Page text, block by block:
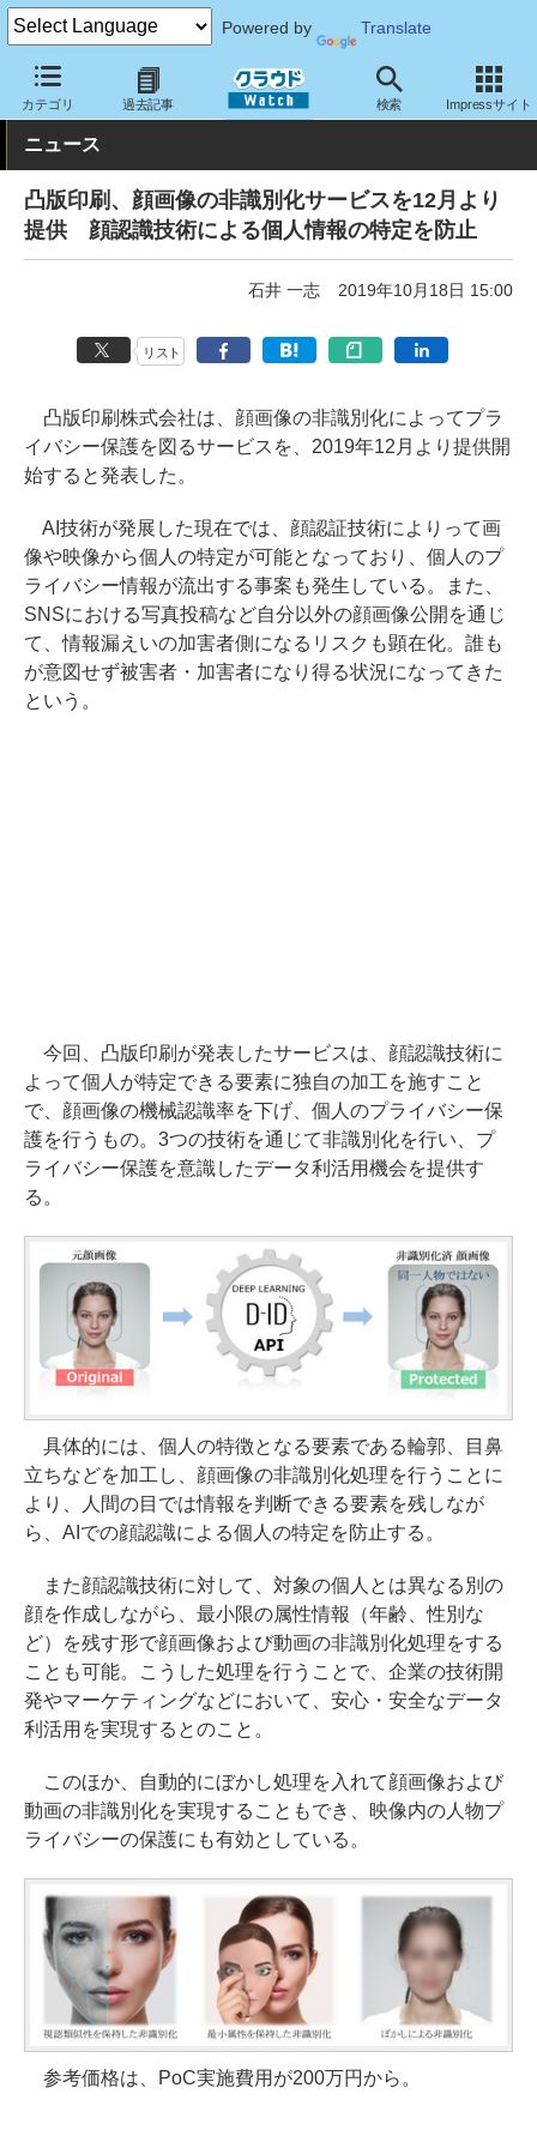
Powered by Translate
カテゴリ 過去記事 検索 Impressサイト
クラウド Watch セキュリティ セキュリティサービス
ニュース
凸版印刷、顔画像の非識別化サービスを12月より
提供 顔認識技術による個人情報の特定を防止
石井 一志 2019年10月18日 15:00
リスト
凸版印刷株式会社は、顔画像の非識別化によってプラ
イバシー保護を図るサービスを、2019年12月より提供開
始すると発表した。
AI技術が発展した現在では、顔認証技術によりって画
像や映像から個人の特定が可能となっており、個人のプ
ライバシー情報が流出する事案も発生している。また、
SNSにおける写真投稿など自分以外の顔画像公開を通じ
て、情報漏えいの加害者側になるリスクも顕在化。誰も
が意図せず被害者・加害者になり得る状況になってきた
という。
今回、凸版印刷が発表したサービスは、顔認識技術に
よって個人が特定できる要素に独自の加工を施すこと
で、顔画像の機械認識率を下げ、個人のプライバシー保
護を行うもの。3つの技術を通じて非識別化を行い、プ
ライバシー保護を意識したデータ利活用機会を提供す
る。
具体的には、個人の特徴となる要素である輪郭、目鼻
立ちなどを加工し、顔画像の非識別化処理を行うことに
より、人間の目では情報を判断できる要素を残しなが
ら、AIでの顔認識による個人の特定を防止する。
また顔認識技術に対して、対象の個人とは異なる別の
顔を作成しながら、最小限の属性情報（年齢、性別な
ど）を残す形で顔画像および動画の非識別化処理をする
ことも可能。こうした処理を行うことで、企業の技術開
発やマーケティングなどにおいて、安心・安全なデータ
利活用を実現するとのこと。
このほか、自動的にぼかし処理を入れて顔画像および
動画の非識別化を実現することもでき、映像内の人物プ
ライバシーの保護にも有効としている。
参考価格は、PoC実施費用が200万円から。